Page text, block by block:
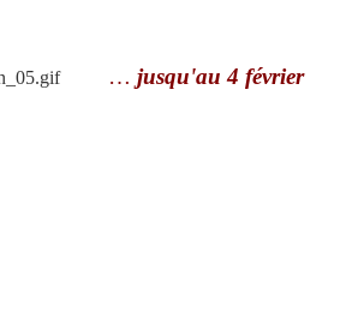
… jusqu'au 4 février